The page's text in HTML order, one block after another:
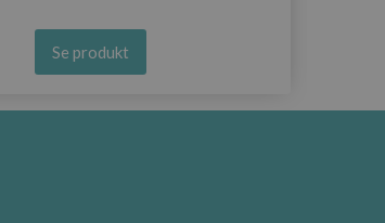
Se produkt